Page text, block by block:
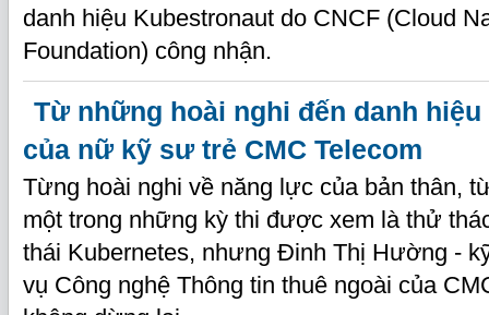
danh hiệu Kubestronaut do CNCF (Cloud
Foundation) công nhận.
Từ những hoài nghi đến danh
của nữ kỹ sư trẻ CMC Telecom
Từng hoài nghi về năng lực của bản thân,
một trong những kỳ thi được xem là thử
thái Kubernetes, nhưng Đinh Thị Hường -
vụ Công nghệ Thông tin thuê ngoài của